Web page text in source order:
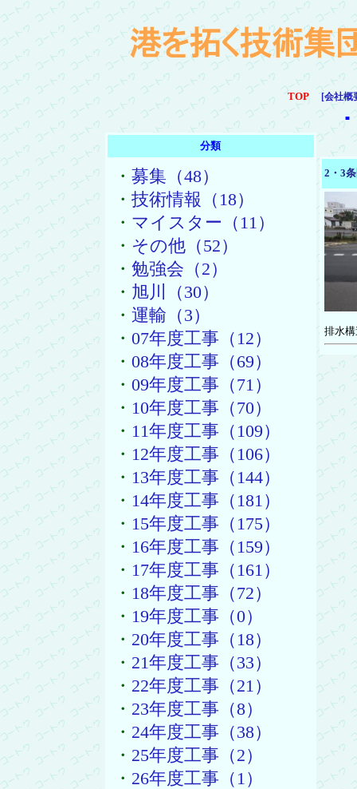
TOP [会社概
■
分類
・ 募集（48）
・ 技術情報（18）
・ マイスター（11）
・ その他（52）
・ 勉強会（2）
・ 旭川（30）
・ 運輸（3）
・ 07年度工事（12）
・ 08年度工事（69）
・ 09年度工事（71）
・ 10年度工事（70）
・ 11年度工事（109）
・ 12年度工事（106）
・ 13年度工事（144）
・ 14年度工事（181）
・ 15年度工事（175）
・ 16年度工事（159）
・ 17年度工事（161）
・ 18年度工事（72）
・ 19年度工事（0）
・ 20年度工事（18）
・ 21年度工事（33）
・ 22年度工事（21）
・ 23年度工事（8）
・ 24年度工事（38）
・ 25年度工事（2）
・ 26年度工事（1）
2・3
排水